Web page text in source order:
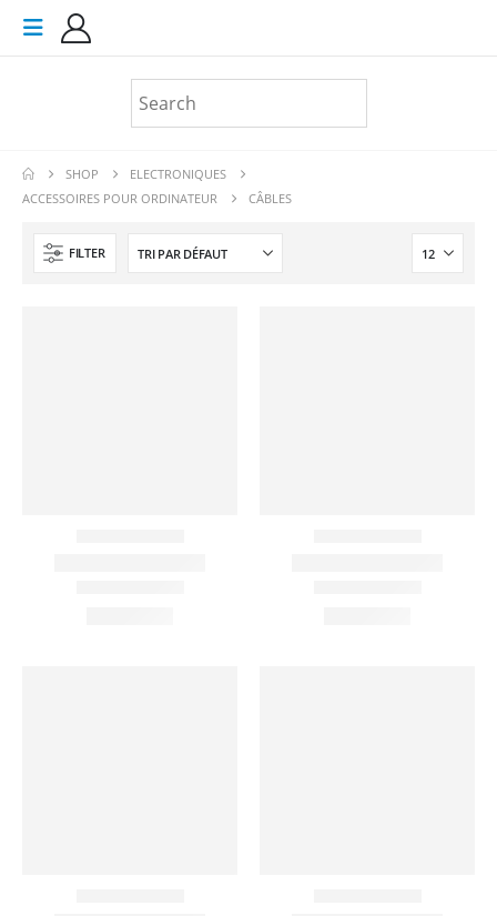
SHOP
ELECTRONIQUES
ACCESSOIRES POUR ORDINATEUR
CÂBLES
FILTER